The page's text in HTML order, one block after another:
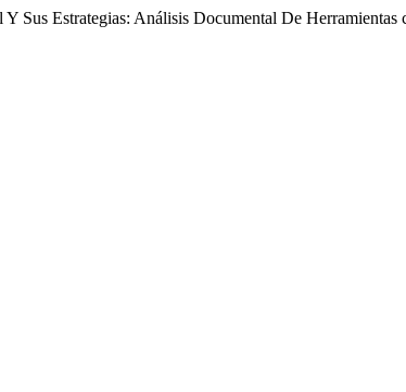
Estrategias: Análisis Documental De Herramientas